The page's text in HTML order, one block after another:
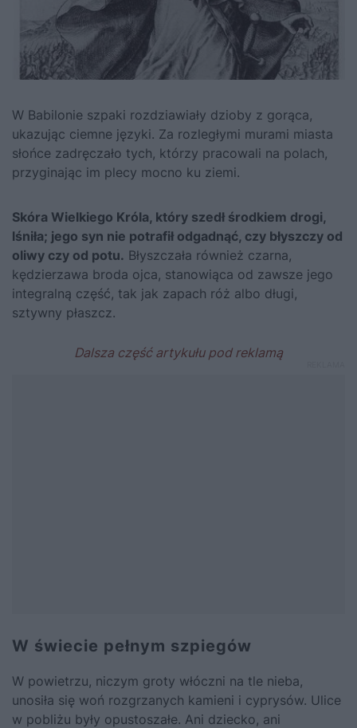
W Babilonie szpaki rozdziawiały dzioby z gorąca,
ukazując ciemne języki. Za rozległymi murami miasta
słońce zadręczało tych, którzy pracowali na polach,
przyginając im plecy mocno ku ziemi.
Skóra Wielkiego Króla, który szedł środkiem drogi,
lśniła; jego syn nie potrafił odgadnąć, czy błyszczy od
oliwy czy od potu. Błyszczała również czarna,
kędzierzawa broda ojca, stanowiąca od zawsze jego
integralną część, tak jak zapach róż albo długi,
sztywny płaszcz.
W świecie pełnym szpiegów
W powietrzu, niczym groty włóczni na tle nieba,
unosiła się woń rozgrzanych kamieni i cyprysów. Ulice
w pobliżu były opustoszałe. Ani dziecko, ani